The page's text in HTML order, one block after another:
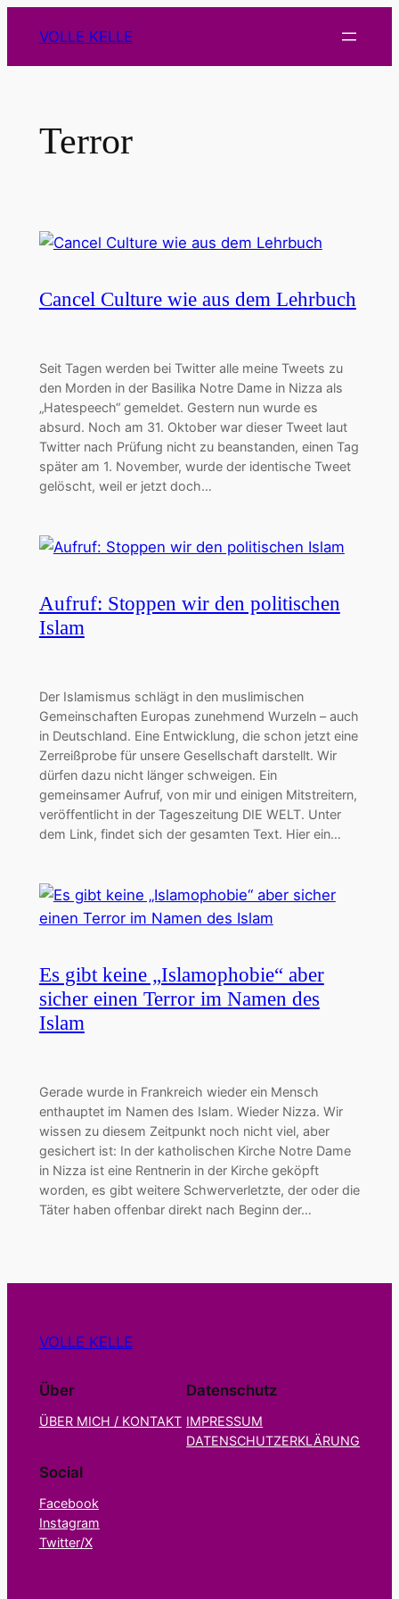
Inhalt
springen
VOLLE KELLE
Terror
Cancel Culture wie aus dem Lehrbuch
Seit Tagen werden bei Twitter alle meine Tweets zu
den Morden in der Basilika Notre Dame in Nizza als
„Hatespeech“ gemeldet. Gestern nun wurde es
absurd. Noch am 31. Oktober war dieser Tweet laut
Twitter nach Prüfung nicht zu beanstanden, einen Tag
später am 1. November, wurde der identische Tweet
gelöscht, weil er jetzt doch…
Aufruf: Stoppen wir den politischen
Islam
Der Islamismus schlägt in den muslimischen
Gemeinschaften Europas zunehmend Wurzeln – auch
in Deutschland. Eine Entwicklung, die schon jetzt eine
Zerreißprobe für unsere Gesellschaft darstellt. Wir
dürfen dazu nicht länger schweigen. Ein
gemeinsamer Aufruf, von mir und einigen Mitstreitern,
veröffentlicht in der Tageszeitung DIE WELT. Unter
dem Link, findet sich der gesamten Text. Hier ein…
Es gibt keine „Islamophobie“ aber
sicher einen Terror im Namen des
Islam
Gerade wurde in Frankreich wieder ein Mensch
enthauptet im Namen des Islam. Wieder Nizza. Wir
wissen zu diesem Zeitpunkt noch nicht viel, aber
gesichert ist: In der katholischen Kirche Notre Dame
in Nizza ist eine Rentnerin in der Kirche geköpft
worden, es gibt weitere Schwerverletzte, der oder die
Täter haben offenbar direkt nach Beginn der…
VOLLE KELLE
Über
ÜBER MICH / KONTAKT
Datenschutz
IMPRESSUM
DATENSCHUTZERKLÄRUNG
Social
Facebook
Instagram
Twitter/X